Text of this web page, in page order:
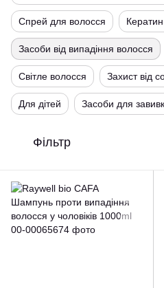
Спрей для волосся
Засоби від випадіння волосся
Світле волосся Захист від
Для дітей Засоби для
Фільтр